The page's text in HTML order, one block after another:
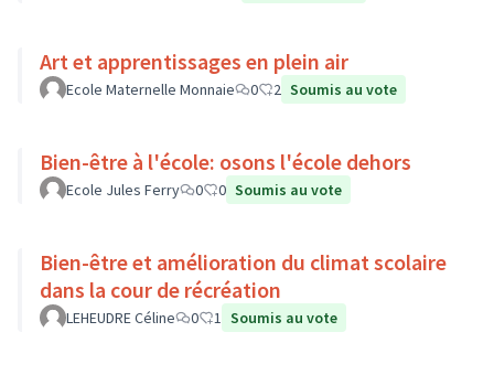
Art et apprentissages en plein air
Ecole Maternelle Monnaie 0 2 Soumis au vote
Bien-être à l'école: osons l'école dehors
Ecole Jules Ferry 0 0 Soumis au vote
Bien-être et amélioration du climat scolaire
dans la cour de récréation
LEHEUDRE Céline 0 1 Soumis au vote